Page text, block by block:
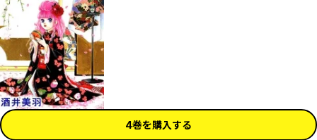
4巻を購入する